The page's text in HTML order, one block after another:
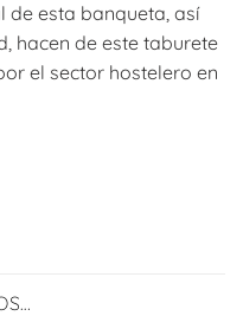
de esta banqueta, así
hacen de este taburete
el sector hostelero en